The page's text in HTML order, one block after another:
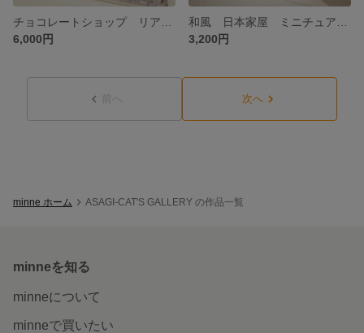
6,000円
3,200円
前へ 次へ
minne ホーム ASAGI-CAT'S GALLERY の作品一覧
minneを知る
minneについて
minneで買いたい